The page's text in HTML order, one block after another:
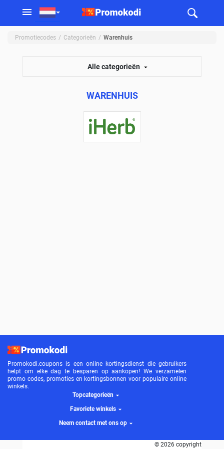
Promotiecodes Categorieën Warenhuis
Alle categorieën
WARENHUIS
Promokodi.coupons is een online kortingsdienst die gebruikers
helpt om elke dag te besparen op aankopen! We verzamelen
promo codes, promoties en kortingsbonnen voor populaire online
winkels.
Topcategorieën
Favoriete winkels
Neem contact met ons op
© 2026 copyright